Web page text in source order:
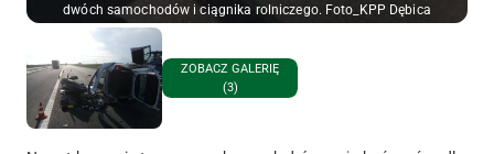
dwóch samochodów i ciągnika rolniczego. Foto_KPP Dębica
ZOBACZ GALERIĘ
(3)